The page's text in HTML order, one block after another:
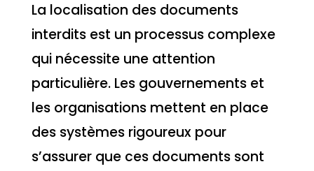
La localisation des documents
interdits est un processus complexe
qui nécessite une attention
particulière. Les gouvernements et
les organisations mettent en place
des systèmes rigoureux pour
s’assurer que ces documents sont